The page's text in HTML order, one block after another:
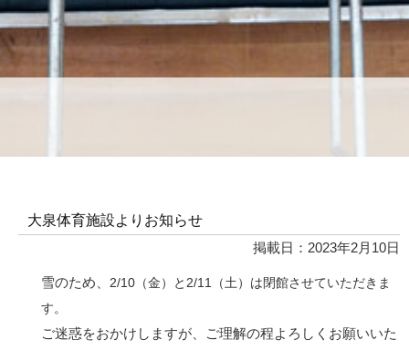
大泉体育施設よりお知らせ
掲載日：2023年2月10日
雪のため、 2/10（金）と2/11（土）は閉館させていただきま
す。
ご迷惑をおかけしますが、ご理解の程よろしくお願いいた